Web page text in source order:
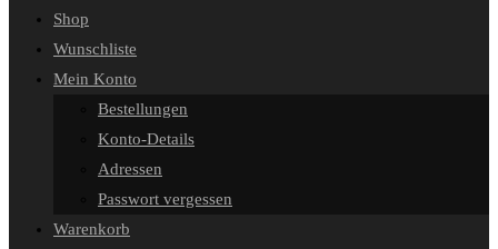
Shop
Wunschliste
Mein Konto
Bestellungen
Konto-Details
Adressen
Passwort vergessen
Warenkorb